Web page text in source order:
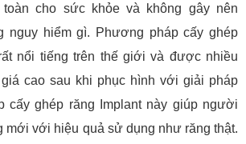
cho sức khỏe và không gây nên
nguy hiểm gì. Phương pháp cấy ghép
nổi tiếng trên thế giới và được nhiều
cao sau khi phục hình với giải pháp
cấy ghép răng Implant này giúp người
mới với hiệu quả sử dụng như răng thật.